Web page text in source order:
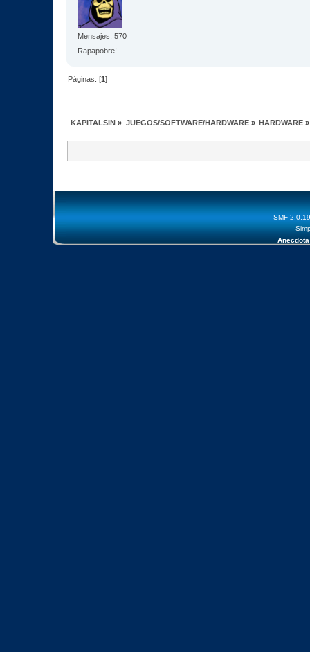
Mensajes: 570
Rapapobre!
Páginas: [1]
KAPITALSIN » JUEGOS/SOFTWARE/HARDWARE» HARDWARE»
SMF 2.0.19
Anecdota